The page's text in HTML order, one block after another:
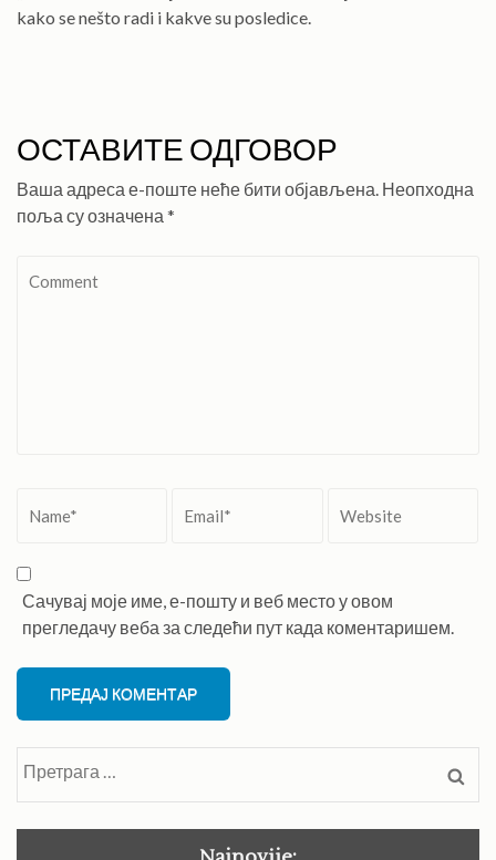
kako se nešto radi i kakve su posledice.
ОСТАВИТЕ ОДГОВОР
Ваша адреса е-поште неће бити објављена. Неопходна
поља су означена *
Сачувај моје име, е-пошту и веб место у овом
прегледачу веба за следећи пут када коментаришем.